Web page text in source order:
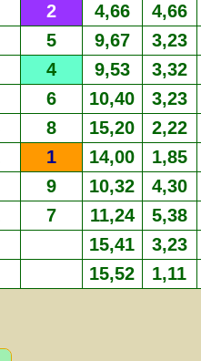
2 4,66 4,66
5 9,67 3,23
4 9,53 3,32
6 10,40 3,23
8 15,20 2,22
1 14,00 1,85
9 10,32 4,30
7 11,24 5,38
15,41 3,23
15,52 1,11